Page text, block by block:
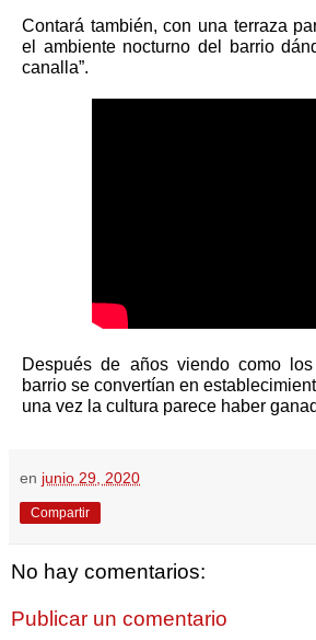
Contará también, con una terraza
el ambiente nocturno del barrio
canalla”.
Después de años viendo como
barrio se convertían en
una vez la cultura parece haber
en junio 29, 2020
Compartir
No hay comentarios:
Publicar un comentario